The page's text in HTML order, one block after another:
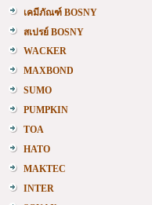
เคมีภัณฑ์ BOSNY
สเปรย์ BOSNY
WACKER
MAXBOND
SUMO
PUMPKIN
TOA
HATO
MAKTEC
INTER